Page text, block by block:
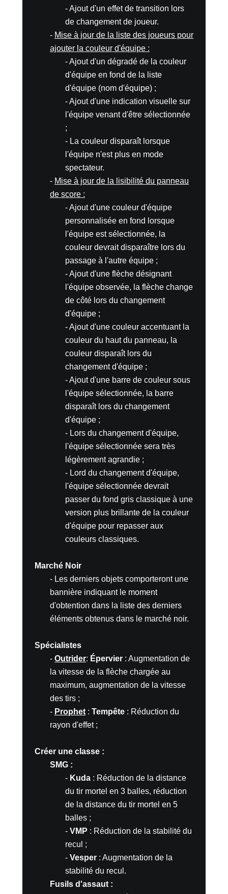
- Ajout d'un effet de transition lors
de changement de joueur.
- Mise à jour de la liste des joueurs pour
ajouter la couleur d'équipe :
- Ajout d'un dégradé de la couleur
d'équipe en fond de la liste
d'équipe (nom d'équipe) ;
- Ajout d'une indication visuelle sur
l'équipe venant d'être sélectionnée
;
- La couleur disparaît lorsque
l'équipe n'est plus en mode
spectateur.
- Mise à jour de la lisibilité du panneau
de score :
- Ajout d'une couleur d'équipe
personnalisée en fond lorsque
l'équipe est sélectionnée, la
couleur devrait disparaître lors du
passage à l'autre équipe ;
- Ajout d'une flèche désignant
l'équipe observée, la flèche change
de côté lors du changement
d'équipe ;
- Ajout d'une couleur accentuant la
couleur du haut du panneau, la
couleur disparaît lors du
changement d'équipe ;
- Ajout d'une barre de couleur sous
l'équipe sélectionnée, la barre
disparaît lors du changement
d'équipe ;
- Lors du changement d'équipe,
l'équipe sélectionnée sera très
légèrement agrandie ;
- Lord du changement d'équipe,
l'équipe sélectionnée devrait
passer du fond gris classique à une
version plus brillante de la couleur
d'équipe pour repasser aux
couleurs classiques.
Marché Noir
- Les derniers objets comporteront une
bannière indiquant le moment
d'obtention dans la liste des derniers
éléments obtenus dans le marché noir.
Spécialistes
- Outrider: Épervier : Augmentation de
la vitesse de la flèche chargée au
maximum, augmentation de la vitesse
des tirs ;
- Prophet : Tempête : Réduction du
rayon d'effet ;
Créer une classe :
SMG :
- Kuda : Réduction de la distance
du tir mortel en 3 balles, réduction
de la distance du tir mortel en 5
balles ;
- VMP : Réduction de la stabilité du
recul ;
- Vesper : Augmentation de la
stabilité du recul.
Fusils d'assaut :